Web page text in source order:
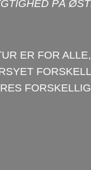
PÅ
ER FOR